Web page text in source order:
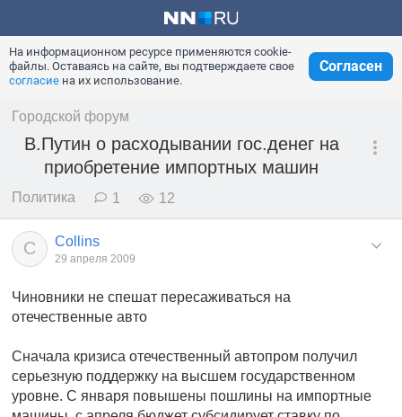
На информационном ресурсе применяются cookie-
файлы. Оставаясь на сайте, вы подтверждаете свое
согласие на их использование.
Согласен
Городской форум
В.Путин о расходывании гос.денег на
приобретение импортных машин
Политика 1 12
C Collins
29 апреля 2009
Чиновники не спешат пересаживаться на
отечественные авто
Сначала кризиса отечественный автопром получил
серьезную поддержку на высшем государственном
уровне. С января повышены пошлины на импортные